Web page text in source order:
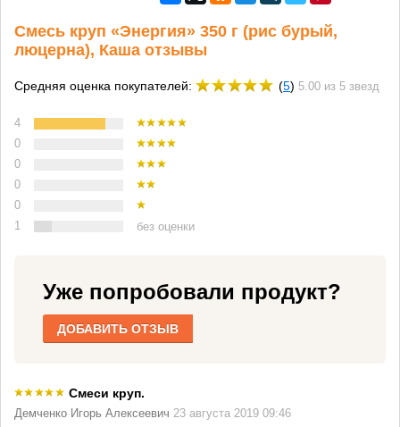
Смесь круп «Энергия» 350 г (рис бурый,
люцерна), Каша отзывы
Средняя оценка покупателей: (5) 5.00 из 5 звезд
4
0
0
0
0
1
без оценки
Уже попробовали продукт?
ДОБАВИТЬ ОТЗЫВ
Смеси круп.
Демченко Игорь Алексеевич 23 августа 2019 09:46